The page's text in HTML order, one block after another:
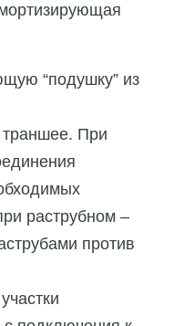
“подушку” из
При
раструбном –
против